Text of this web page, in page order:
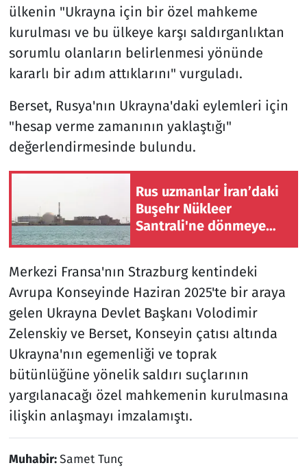
ülkenin "Ukrayna için bir özel mahkeme
kurulması ve bu ülkeye karşı saldırganlıktan
sorumlu olanların belirlenmesi yönünde
kararlı bir adım attıklarını" vurguladı.
Berset, Rusya'nın Ukrayna'daki eylemleri için
"hesap verme zamanının yaklaştığı"
değerlendirmesinde bulundu.
Rus uzmanlar İran’daki
Buşehr Nükleer
Santrali'ne dönmeye
Merkezi Fransa'nın Strazburg kentindeki
Avrupa Konseyinde Haziran 2025'te bir araya
gelen Ukrayna Devlet Başkanı Volodimir
Zelenskiy ve Berset, Konseyin çatısı altında
Ukrayna'nın egemenliği ve toprak
bütünlüğüne yönelik saldırı suçlarının
yargılanacağı özel mahkemenin kurulmasına
ilişkin anlaşmayı imzalamıştı.
Muhabir:Samet Tunç